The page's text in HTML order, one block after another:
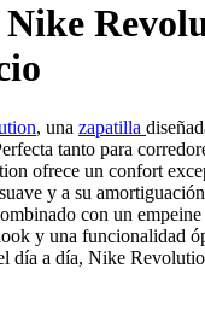
, una zapatilla
tanto para
ofrece un confort
y a su
con un
y una funcionalidad
día a día, Nike